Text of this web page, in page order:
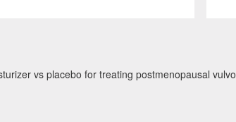
vs placebo for treating postmenopausal